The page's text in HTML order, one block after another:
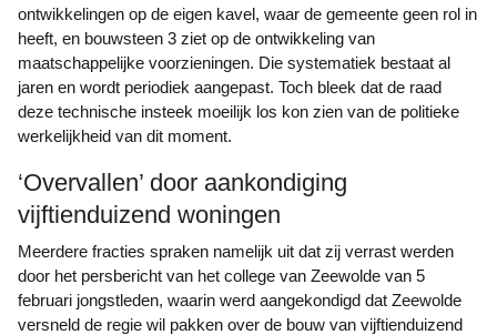
ontwikkelingen op de eigen kavel, waar de gemeente geen rol in
heeft, en bouwsteen 3 ziet op de ontwikkeling van
maatschappelijke voorzieningen. Die systematiek bestaat al
jaren en wordt periodiek aangepast. Toch bleek dat de raad
deze technische insteek moeilijk los kon zien van de politieke
werkelijkheid van dit moment.
‘Overvallen’ door aankondiging
vijftienduizend woningen
Meerdere fracties spraken namelijk uit dat zij verrast werden
door het persbericht van het college van Zeewolde van 5
februari jongstleden, waarin werd aangekondigd dat Zeewolde
versneld de regie wil pakken over de bouw van vijftienduizend